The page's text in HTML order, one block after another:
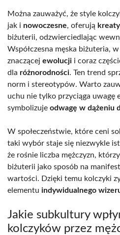
Można zauważyć, że style
jak i nowoczesne, oferują
biżuterii, odzwierciedlając
Współczesna męska biżuteria,
znaczącej ewolucji i coraz
dla różnorodności. Ten trend
norm i stereotypów. Warto
uchu nie tylko przyciąga uwagę
symbolizuje odwagę w dążeniu
W społeczeństwie, które ceni
taki wybór staje się niezwykle
że rośnie liczba mężczyzn,
biżuterii jako sposób na
wartości. Dzięki temu kolczyki
elementu indywidualnego
Jakie subkultury
kolczyków przez